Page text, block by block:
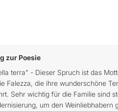
zur Poesie
terra" - Dieser Spruch ist das
Falezza, die ihre wunderschöne
Sehr wichtig für die Familie sind
um den Weinliebhabern